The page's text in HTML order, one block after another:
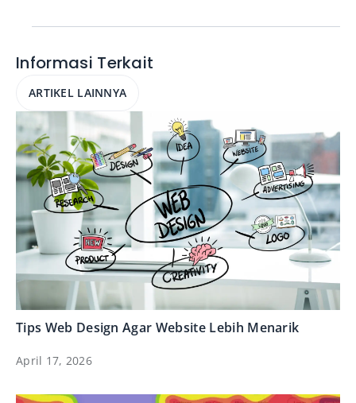
Informasi Terkait
ARTIKEL LAINNYA
Tips Web Design Agar Website Lebih Menarik
April 17, 2026